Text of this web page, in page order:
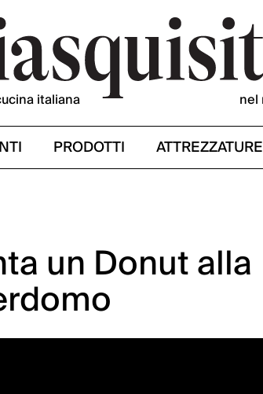
italiana nel
PRODOTTI ATTREZZATURE
un Donut alla